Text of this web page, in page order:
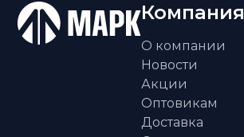
Компания
О компании
Новости
Акции
Оптовикам
Доставка